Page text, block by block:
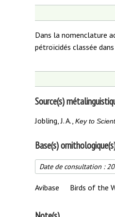
Dans la nomenclature
pétroïcidés classée
Source(s)
Jobling, J. A., Key to
Base(s)
Date de consultation :
Avibase Birds of the